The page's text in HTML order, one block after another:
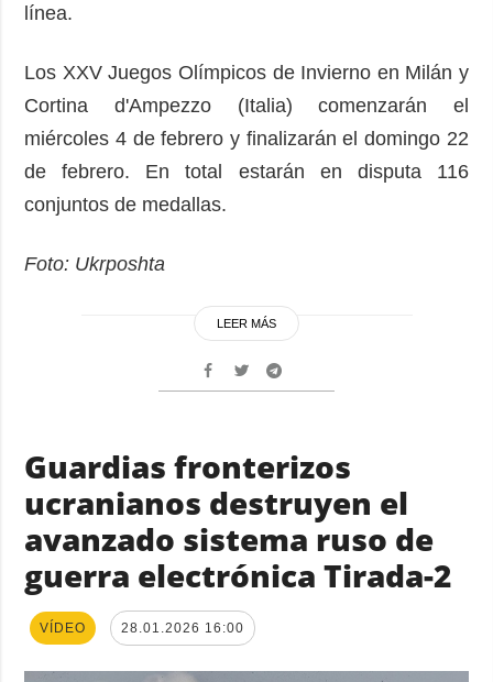
línea.
Los XXV Juegos Olímpicos de Invierno en Milán y
Cortina d'Ampezzo (Italia) comenzarán el
miércoles 4 de febrero y finalizarán el domingo 22
de febrero. En total estarán en disputa 116
conjuntos de medallas.
Foto: Ukrposhta
LEER MÁS
Guardias fronterizos
ucranianos destruyen el
avanzado sistema ruso de
guerra electrónica Tirada-2
VÍDEO 28.01.2026 16:00